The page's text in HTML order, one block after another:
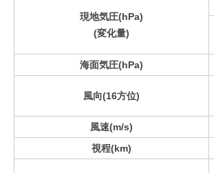
現地気圧(hPa)
(変化量)
海面気圧(hPa)
風向(16方位)
風速(m/s)
視程(km)